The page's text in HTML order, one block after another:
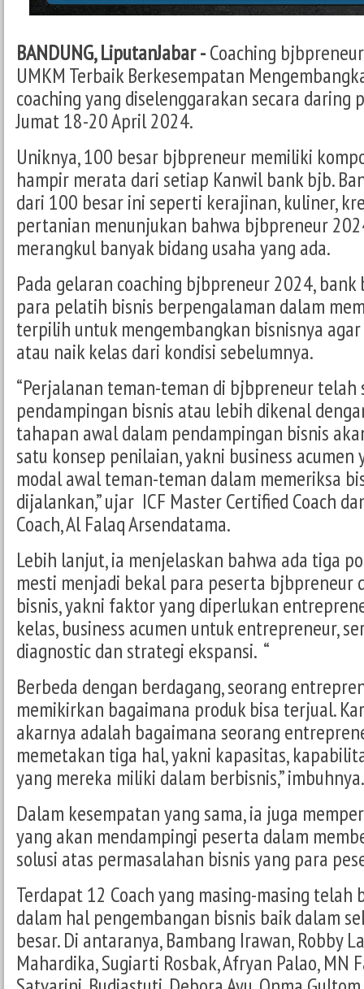
BANDUNG, LiputanJabar -Coaching
UMKM Terbaik Berkesempatan
coaching yang diselenggarakan secara daring
Jumat 18-20 April 2024.
Uniknya, 100 besar bjbpreneur memiliki
hampir merata dari setiap Kanwil bank bjb.
dari 100 besar ini seperti kerajinan, kuliner,
pertanian menunjukan bahwa bjbpreneur
merangkul banyak bidang usaha yang ada.
Pada gelaran coaching bjbpreneur 2024,
para pelatih bisnis berpengalaman dalam
terpilih untuk mengembangkan bisnisnya
atau naik kelas dari kondisi sebelumnya.
“Perjalanan teman-teman di bjbpreneur telah
pendampingan bisnis atau lebih dikenal
tahapan awal dalam pendampingan bisnis
satu konsep penilaian, yakni business acumen
modal awal teman-teman dalam memeriksa
dijalankan,” ujar ICF Master Certified Coach
Coach, Al Falaq Arsendatama.
Lebih lanjut, ia menjelaskan bahwa ada tiga
mesti menjadi bekal para peserta bjbpreneur
bisnis, yakni faktor yang diperlukan
kelas, business acumen untuk entrepreneur,
diagnostic dan strategi ekspansi. “
Berbeda dengan berdagang, seorang
memikirkan bagaimana produk bisa terjual.
akarnya adalah bagaimana seorang
memetakan tiga hal, yakni kapasitas,
yang mereka miliki dalam berbisnis,”
Dalam kesempatan yang sama, ia juga
yang akan mendampingi peserta dalam
solusi atas permasalahan bisnis yang para
Terdapat 12 Coach yang masing-masing telah
dalam hal pengembangan bisnis baik dalam
besar. Di antaranya, Bambang Irawan, Robby
Mahardika, Sugiarti Rosbak, Afryan Palao, MN